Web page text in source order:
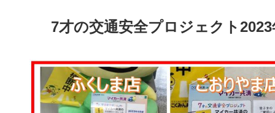
7才の交通安全プロジェクト